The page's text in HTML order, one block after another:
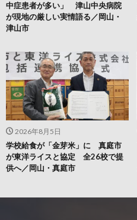
2026年8月5日
学校給食が「金芽米」に 真庭市
が東洋ライスと協定 全26校で提
供へ／岡山・真庭市
中症患者が多い」 津山中央病院
が現地の厳しい実情語る／岡山・
津山市